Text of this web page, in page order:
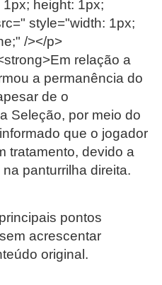
height: 1px;
style="width: 1px;
/></p>
relação a
a permanência do
de o
Seleção, por meio do
que o jogador
tratamento, devido a
panturrilha direita.
pontos
acrescentar
original.